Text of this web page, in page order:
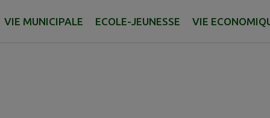
VIE MUNICIPALE ECOLE-JEUNESSE VIE
Antenne de Protection